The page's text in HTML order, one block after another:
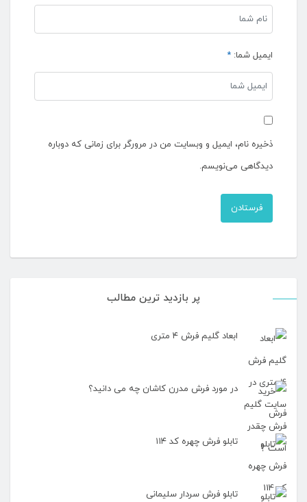
پر بازدید ترین مطالب
ابعاد گلیم فرش ۴ متری
در مورد فرش مدرن کاشان چه می دانید؟
تابلو فرش چهره کد ۱۱۴
تابلو فرش سردار سلیمانی
ایمیل شما: *
ذخیره نام، ایمیل و وبسایت من در مرورگر برای زمانی که دوباره
دیدگاهی می‌نویسم.